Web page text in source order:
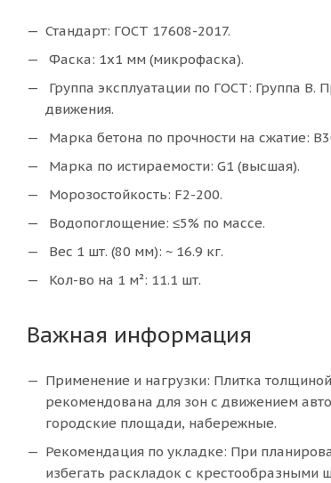
Стандарт: ГОСТ 17608-2017.
Фаска: 1х1 мм (микрофаска).
Группа эксплуатации по ГОСТ: Группа В.
движения.
Марка бетона по прочности на сжатие:
Марка по истираемости: G1 (высшая).
Морозостойкость: F2-200.
Водопоглощение: ≤5% по массе.
Вес 1 шт. (80 мм): ~ 16.9 кг.
Кол-во на 1 м²: 11.1 шт.
Важная информация
Применение и нагрузки: Плитка
рекомендована для зон с движением
городские площади, набережные.
Рекомендация по укладке: При
избегать раскладок с крестообразными